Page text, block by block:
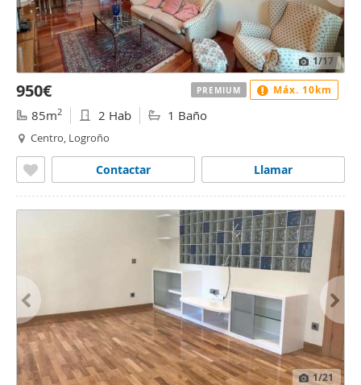
1/17
950€
85m2 2 Hab 1 Baño
Centro, Logroño
Llamar
Contactar
PREMIUM Máx. 10km
1/21